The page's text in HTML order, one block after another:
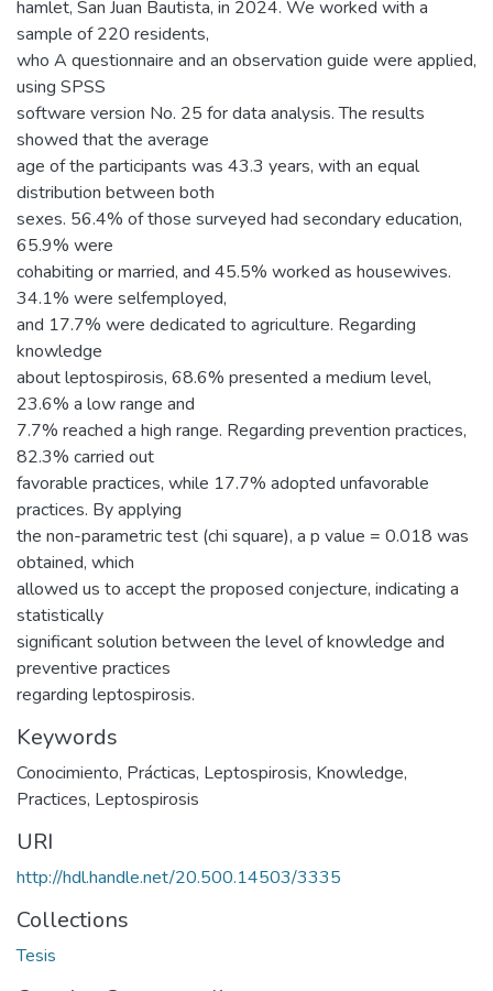
hamlet, San Juan Bautista, in 2024. We worked with a
sample of 220 residents,
who A questionnaire and an observation guide were applied,
using SPSS
software version No. 25 for data analysis. The results
showed that the average
age of the participants was 43.3 years, with an equal
distribution between both
sexes. 56.4% of those surveyed had secondary education,
65.9% were
cohabiting or married, and 45.5% worked as housewives.
34.1% were selfemployed,
and 17.7% were dedicated to agriculture. Regarding
knowledge
about leptospirosis, 68.6% presented a medium level,
23.6% a low range and
7.7% reached a high range. Regarding prevention practices,
82.3% carried out
favorable practices, while 17.7% adopted unfavorable
practices. By applying
the non-parametric test (chi square), a p value = 0.018 was
obtained, which
allowed us to accept the proposed conjecture, indicating a
statistically
significant solution between the level of knowledge and
preventive practices
regarding leptospirosis.
Keywords
Conocimiento, Prácticas, Leptospirosis, Knowledge,
Practices, Leptospirosis
URI
http://hdl.handle.net/20.500.14503/3335
Collections
Tesis